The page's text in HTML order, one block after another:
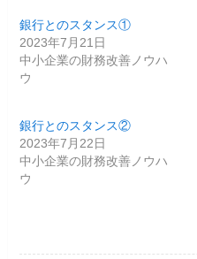
銀行とのスタンス①
2023年7月21日
中小企業の財務改善ノウハ
ウ
銀行とのスタンス②
2023年7月22日
中小企業の財務改善ノウハ
ウ